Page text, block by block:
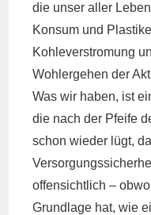
die unser aller
Konsum und
Kohleverstromung
Wohlergehen der
Was wir haben, ist
die nach der Pfeife
schon wieder lügt,
offensichtlich –
Grundlage hat, wie